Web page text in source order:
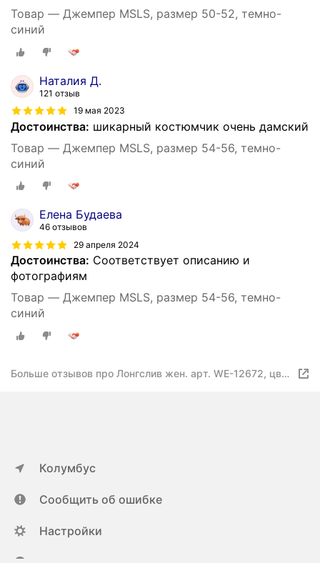
Товар — Джемпер MSLS, размер 50-52, темно-
синий
Наталия Д.
121 отзыв
19 мая 2023
Достоинства: шикарный костюмчик очень дамский
Товар — Джемпер MSLS, размер 54-56, темно-
синий
Елена Будаева
46 отзывов
29 апреля 2024
Достоинства: Соответствует описанию и
фотографиям
Товар — Джемпер MSLS, размер 54-56, темно-
синий
Больше отзывов про Лонгслив жен. арт. WE-12672, цвет
Колумбус
Сообщить об ошибке
Настройки